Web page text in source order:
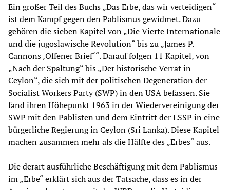
Ein großer Teil des Buchs „Das Erbe, das wir verteidigen“
ist dem Kampf gegen den Pablismus gewidmet. Dazu
gehören die sieben Kapitel von „Die Vierte Internationale
und die jugoslawische Revolution“ bis zu „James P.
Cannons ‚Offener Brief‘“. Darauf folgen 11 Kapitel, von
„Nach der Spaltung“ bis „Der historische Verrat in
Ceylon“, die sich mit der politischen Degeneration der
Socialist Workers Party (SWP) in den USA befassen. Sie
fand ihren Höhepunkt 1963 in der Wiedervereinigung der
SWP mit den Pablisten und dem Eintritt der LSSP in eine
bürgerliche Regierung in Ceylon (Sri Lanka). Diese Kapitel
machen zusammen mehr als die Hälfte des „Erbes“ aus.
Die derart ausführliche Beschäftigung mit dem Pablismus
im „Erbe“ erklärt sich aus der Tatsache, dass es in der